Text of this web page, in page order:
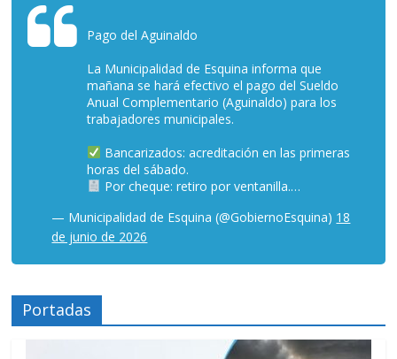
Pago del Aguinaldo
La Municipalidad de Esquina informa que
mañana se hará efectivo el pago del Sueldo
Anual Complementario (Aguinaldo) para los
trabajadores municipales.
Bancarizados: acreditación en las primeras
horas del sábado.
Por cheque: retiro por ventanilla.…
— Municipalidad de Esquina (@GobiernoEsquina) 18
de junio de 2026
Portadas